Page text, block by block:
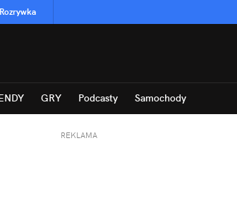
Rozrywka
GRY Podcasty Samochody
REKLAMA